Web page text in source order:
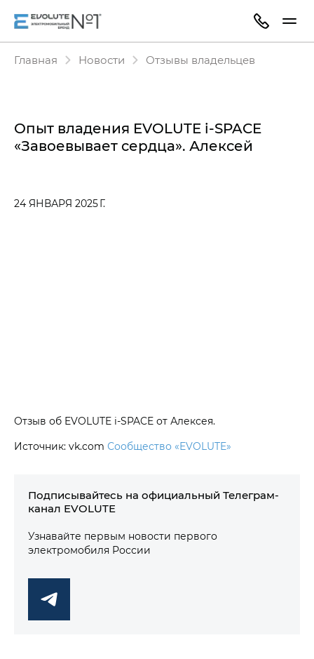
Главная Новости Отзывы владельцев
Опыт владения EVOLUTE i‑SPACE
«Завоевывает сердца». Алексей
24 ЯНВАРЯ 2025 Г.
Отзыв об EVOLUTE i‑SPACE от Алексея.
Источник: vk.com Сообщество «EVOLUTE»
Подписывайтесь на официальный Телеграм-
канал EVOLUTE
Узнавайте первым новости первого
электромобиля России